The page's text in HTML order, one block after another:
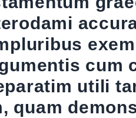
cum
utili
quam